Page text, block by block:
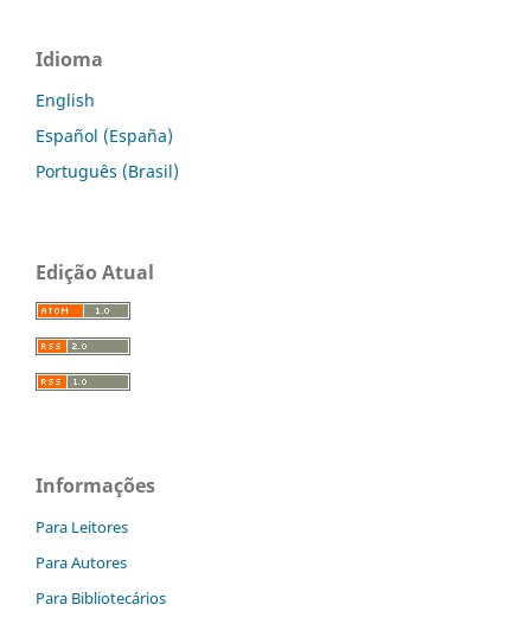
Idioma
English
Español (España)
Português (Brasil)
Edição Atual
Informações
Para Leitores
Para Autores
Para Bibliotecários